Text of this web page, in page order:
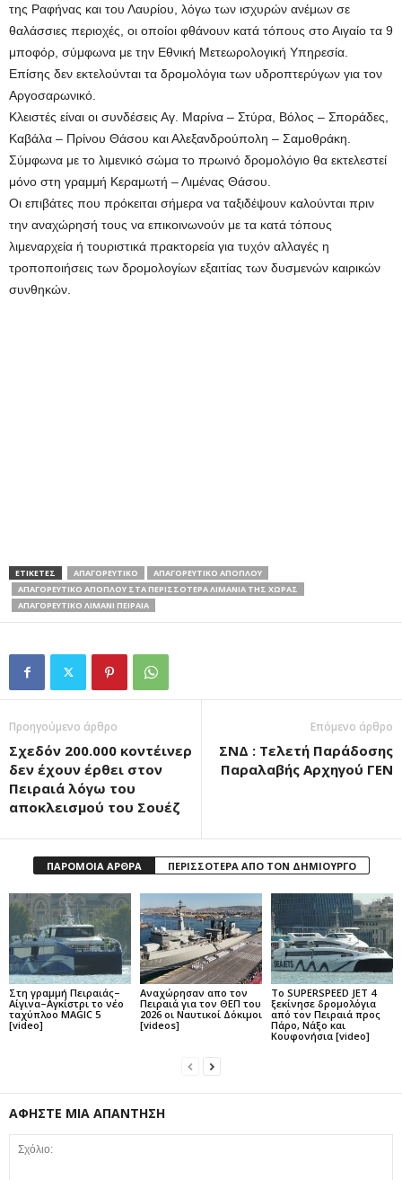
της Ραφήνας και του Λαυρίου, λόγω των ισχυρών ανέμων σε
θαλάσσιες περιοχές, οι οποίοι φθάνουν κατά τόπους στο Αιγαίο τα 9
μποφόρ, σύμφωνα με την Εθνική Μετεωρολογική Υπηρεσία.
Επίσης δεν εκτελούνται τα δρομολόγια των υδροπτερύγων για τον
Αργοσαρωνικό.
Κλειστές είναι οι συνδέσεις Αγ. Μαρίνα – Στύρα, Βόλος – Σποράδες,
Καβάλα – Πρίνου Θάσου και Αλεξανδρούπολη – Σαμοθράκη.
Σύμφωνα με το λιμενικό σώμα το πρωινό δρομολόγιο θα εκτελεστεί
μόνο στη γραμμή Κεραμωτή – Λιμένας Θάσου.
Οι επιβάτες που πρόκειται σήμερα να ταξιδέψουν καλούνται πριν
την αναχώρησή τους να επικοινωνούν με τα κατά τόπους
λιμεναρχεία ή τουριστικά πρακτορεία για τυχόν αλλαγές η
τροποποιήσεις των δρομολογίων εξαιτίας των δυσμενών καιρικών
συνθηκών.
ΕΤΙΚΕΤΕΣ ΑΠΑΓΟΡΕΥΤΙΚΟ
ΑΠΑΓΟΡΕΥΤΙΚΟ ΑΠΟΠΛΟΥ
ΑΠΑΓΟΡΕΥΤΙΚΌ ΑΠΌΠΛΟΥ ΣΤΑ ΠΕΡΙΣΣΌΤΕΡΑ ΛΙΜΆΝΙΑ ΤΗΣ ΧΏΡΑΣ
ΑΠΑΓΟΡΕΥΤΙΚΟ ΛΙΜΑΝΙ ΠΕΙΡΑΙΑ
Προηγούμενο άρθρο
Σχεδόν 200.000 κοντέινερ
δεν έχουν έρθει στον
Πειραιά λόγω του
αποκλεισμού του Σουέζ
Επόμενο άρθρο
ΣΝΔ : Τελετή Παράδοσης
Παραλαβής Αρχηγού ΓΕΝ
ΠΑΡΟΜΟΙΑ ΑΡΘΡΑ ΠΕΡΙΣΣΟΤΕΡΑ ΑΠΟ ΤΟΝ ΔΗΜΙΟΥΡΓΟ
Στη γραμμή Πειραιάς–
Αίγινα–Αγκίστρι το νέο
ταχύπλοο MAGIC 5
[video]
Αναχώρησαν απο τον
Πειραιά για τον ΘΕΠ του
2026 οι Ναυτικοί Δόκιμοι
[videos]
Το SUPERSPEED JET 4
ξεκίνησε δρομολόγια
από τον Πειραιά προς
Πάρο, Νάξο και
Κουφονήσια [video]
ΑΦΗΣΤΕ ΜΙΑ ΑΠΑΝΤΗΣΗ